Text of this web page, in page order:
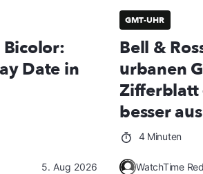
Bicolor:
Date in
5. Aug 2026
GMT-UHR
Bell &
urbanen
Zifferblatt
besser
4 Minuten
WatchTime